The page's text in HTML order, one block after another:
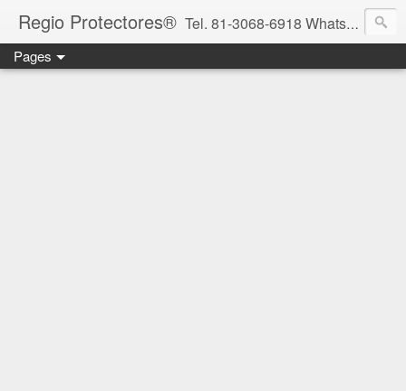
Regio Protectores® Tel. 81-3068-6918 WhatsApp 81-2636-2823 / 33-1145-3780 cotizacionregioprotectores@gmail.com / regioprotectores@gmail.com https://www.facebook.com/RegioProtectores/
Pages